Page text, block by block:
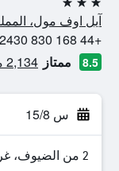
3 نجوم
آيل اوف مول،
+44 168 830 2430
8.5 ممتاز 2,134 من التقييمات تم التحقق منها
س 15/8
2 من الضيوف، غرفة واحدة